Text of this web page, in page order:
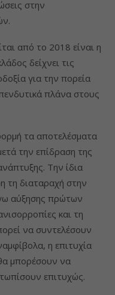
στην
από το 2018 είναι η
δείχνει τις
για την πορεία
πλάνα στους
τα αποτελέσματα
την επίδραση της
Την ίδια
τη διαταραχή στην
αύξησης πρώτων
και τη
να συντελέσουν
η επιτυχία
μπορέσουν να
επιτυχώς.